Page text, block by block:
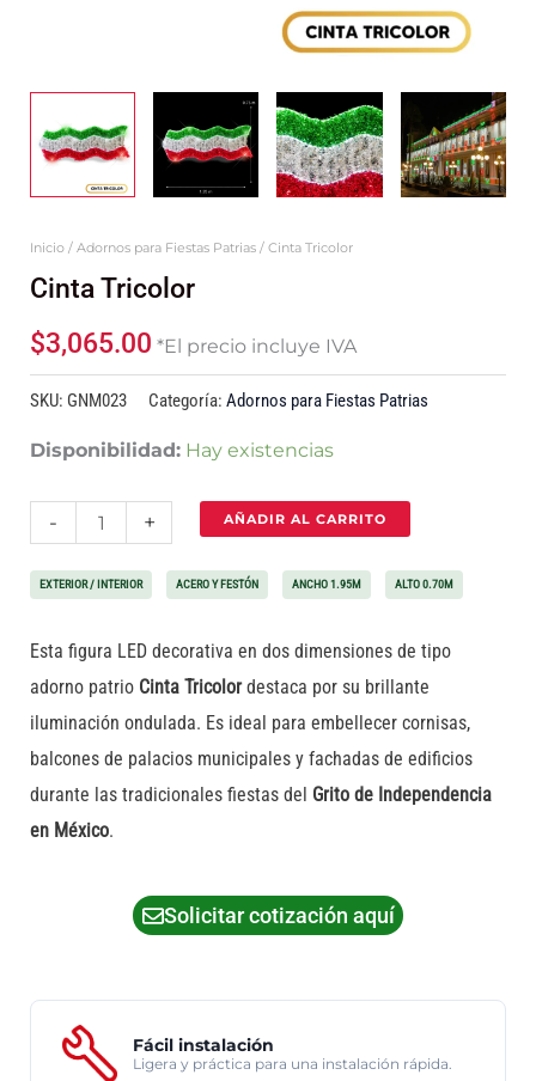
Inicio /Adornos para Fiestas Patrias / Cinta Tricolor
Cinta Tricolor
$3,065.00 *El precio incluye IVA
SKU: GNM023 Categoría:Adornos para Fiestas Patrias
Disponibilidad: Hay existencias
- + AÑADIR AL CARRITO
EXTERIOR / INTERIOR ACERO Y FESTÓN ANCHO 1.95M ALTO 0.70M
Esta figura LED decorativa en dos dimensiones de tipo
adorno patrio Cinta Tricolordestaca por su brillante
iluminación ondulada. Es ideal para embellecer cornisas,
balcones de palacios municipales y fachadas de edificios
durante las tradicionales fiestas del Grito de Independencia
en México.
Solicitar cotización aquí
Fácil instalación
Ligera y práctica para una instalación rápida.